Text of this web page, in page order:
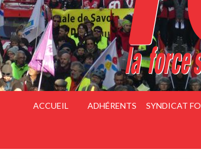
ACCUEIL ADHÉRENTS SYNDICAT FO